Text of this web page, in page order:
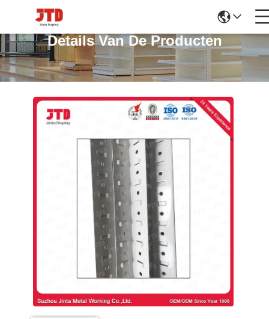
Details Van De Producten